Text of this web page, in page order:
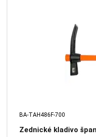
BA-TAH486F-700
Zednické kladivo